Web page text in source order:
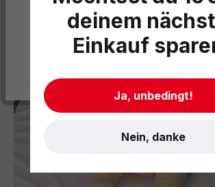
Cookies akzeptieren
- Impressum - AGB -
deinem
Einkauf
Ja, unbedingt!
Nein, danke